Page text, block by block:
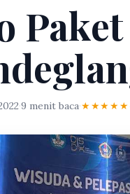
·9 menit baca·★★★★★